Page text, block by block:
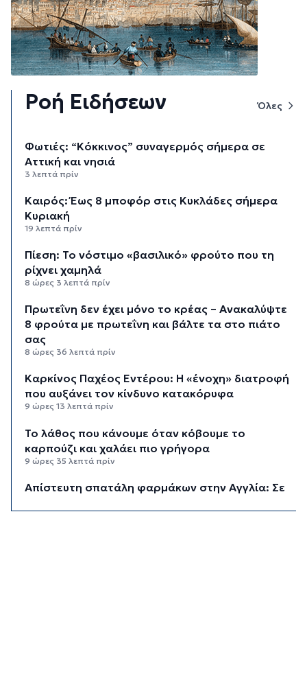
Ροή Ειδήσεων Όλες
Φωτιές: “Κόκκινος” συναγερμός σήμερα σε
Αττική και νησιά
3 λεπτά πρίν
Καιρός: Έως 8 μποφόρ στις Κυκλάδες σήμερα
Κυριακή
19 λεπτά πρίν
Πίεση: Το νόστιμο «βασιλικό» φρούτο που τη
ρίχνει χαμηλά
8 ώρες 3 λεπτά πρίν
Πρωτεΐνη δεν έχει μόνο το κρέας – Ανακαλύψτε
8 φρούτα με πρωτεΐνη και βάλτε τα στο πιάτο
σας
8 ώρες 36 λεπτά πρίν
Καρκίνος Παχέος Εντέρου: Η «ένοχη» διατροφή
που αυξάνει τον κίνδυνο κατακόρυφα
9 ώρες 13 λεπτά πρίν
Το λάθος που κάνουμε όταν κόβουμε το
καρπούζι και χαλάει πιο γρήγορα
9 ώρες 35 λεπτά πρίν
Απίστευτη σπατάλη φαρμάκων στην Αγγλία: Σε